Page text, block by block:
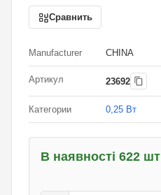
Сравнить
Manufacturer CHINA
Артикул 23692
Категории 0,25 Вт
В наявності 622 шт